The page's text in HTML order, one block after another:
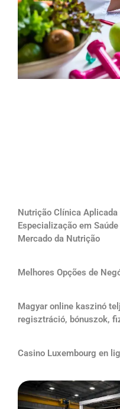
Nutrição Clínica
Especialização em
Mercado da Nutrição
Melhores Opções de
Magyar online kaszinó
regisztráció, bónuszok,
Casino Luxembourg en